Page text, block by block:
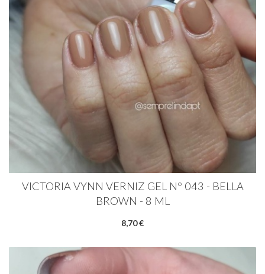
VICTORIA VYNN VERNIZ GEL Nº 043 - BELLA
BROWN - 8 ML
8,70 €